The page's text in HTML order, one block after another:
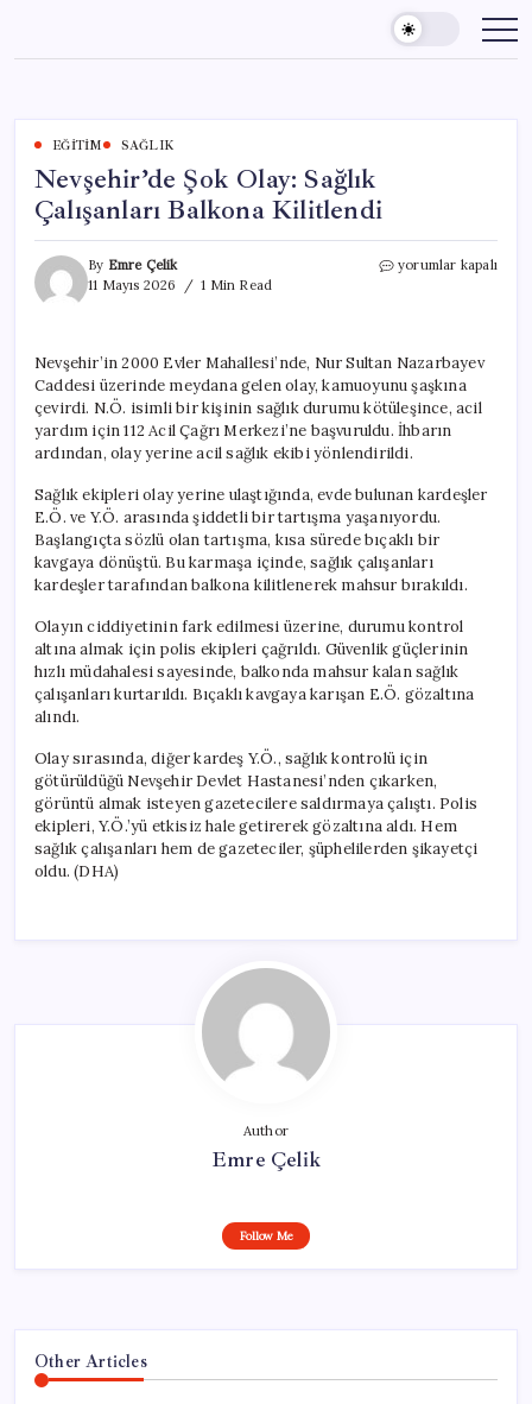
content
EĞITIM SAĞLIK
Nevşehir’de Şok Olay: Sağlık
Çalışanları Balkona Kilitlendi
By Emre Çelik
11 Mayıs 2026
1 Min Read
Nevşehir’de
Balkona
Kilitlendi
için
yorumlar kapalı
Nevşehir’in 2000 Evler Mahallesi’nde, Nur Sultan Nazarbayev
Caddesi üzerinde meydana gelen olay, kamuoyunu şaşkına
çevirdi. N.Ö. isimli bir kişinin sağlık durumu kötüleşince, acil
yardım için 112 Acil Çağrı Merkezi’ne başvuruldu. İhbarın
ardından, olay yerine acil sağlık ekibi yönlendirildi.
Sağlık ekipleri olay yerine ulaştığında, evde bulunan kardeşler
E.Ö. ve Y.Ö. arasında şiddetli bir tartışma yaşanıyordu.
Başlangıçta sözlü olan tartışma, kısa sürede bıçaklı bir
kavgaya dönüştü. Bu karmaşa içinde, sağlık çalışanları
kardeşler tarafından balkona kilitlenerek mahsur bırakıldı.
Olayın ciddiyetinin fark edilmesi üzerine, durumu kontrol
altına almak için polis ekipleri çağrıldı. Güvenlik güçlerinin
hızlı müdahalesi sayesinde, balkonda mahsur kalan sağlık
çalışanları kurtarıldı. Bıçaklı kavgaya karışan E.Ö. gözaltına
alındı.
Olay sırasında, diğer kardeş Y.Ö., sağlık kontrolü için
götürüldüğü Nevşehir Devlet Hastanesi’nden çıkarken,
görüntü almak isteyen gazetecilere saldırmaya çalıştı. Polis
ekipleri, Y.Ö.’yü etkisiz hale getirerek gözaltına aldı. Hem
sağlık çalışanları hem de gazeteciler, şüphelilerden şikayetçi
oldu. (DHA)
Author
Emre Çelik
Follow Me
Other Articles